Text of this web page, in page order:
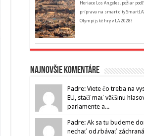
Horiace Los Angeles, požiar
príprava na smart city
Olympijské hry v LA 2028?
Najnovšie komentáre
Padre: Viete čo treba na
EU, stačí mať väčšinu
parlamente a...
Padre: Ak sa tu budeme
nechať od.rbávať